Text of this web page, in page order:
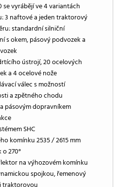
se vyrábějí ve 4 variantách
3 naftové a jeden traktorový
standardní silniční
s okem, pásový podvozek a
ústrojí, 20 ocelových
a 4 ocelové nože
válec s možností
a zpětného chodu
pásovým dopravníkem
SHC
komínku 2535 / 2615 mm
270°
na výhozovém komínku
spojkou, řemenový